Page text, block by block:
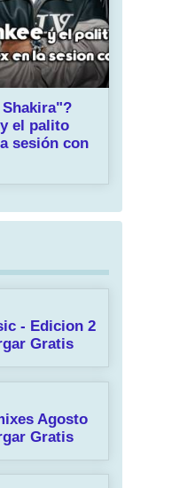
y el palito
sesión con
- Edicion 2
Gratis
Agosto
Gratis